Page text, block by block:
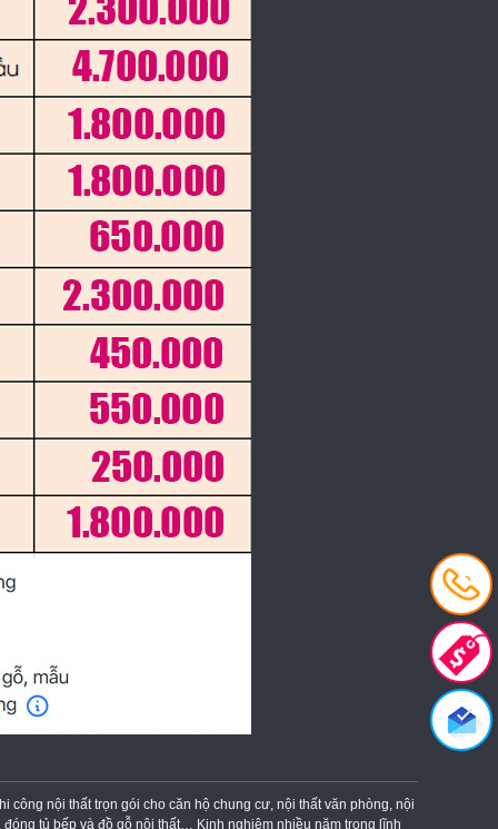
công nội thất trọn gói cho căn hộ chung cư, nội thất văn phòng, nội
đóng tủ bếp và đồ gỗ nội thất… Kinh nghiệm nhiều năm trong lĩnh